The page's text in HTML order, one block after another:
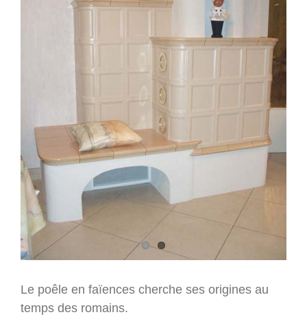
Le poêle en faïences cherche ses origines au
temps des romains.